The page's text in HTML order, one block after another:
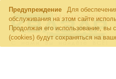
Предупреждение
Для
обслуживания на этом сайте
Продолжая его использование, вы
(cookies) будут сохраняться на